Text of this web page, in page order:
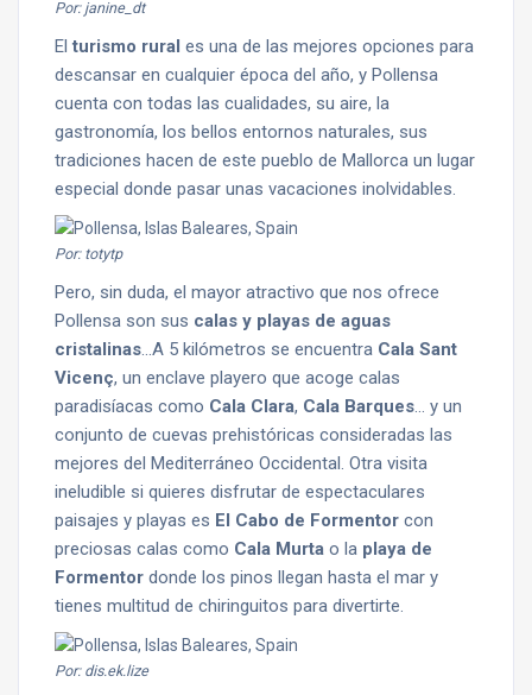
Por: janine_dt
Elturismo rural es una de las mejores opciones para
descansar en cualquier época del año, y Pollensa
cuenta con todas las cualidades, su aire, la
gastronomía, los bellos entornos naturales, sus
tradiciones hacen de este pueblo de Mallorca un lugar
especial donde pasar unas vacaciones inolvidables.
Por: totytp
Pero, sin duda, el mayor atractivo que nos ofrece
Pollensa son sus calas y playas de aguas
cristalinas…A 5 kilómetros se encuentra Cala Sant
Vicenç, un enclave playero que acoge calas
paradisíacas como Cala Clara, Cala Barques… y un
conjunto de cuevas prehistóricas consideradas las
mejores del Mediterráneo Occidental. Otra visita
ineludible si quieres disfrutar de espectaculares
paisajes y playas es El Cabo de Formentor con
preciosas calas como Cala Murta o la playa de
Formentor donde los pinos llegan hasta el mar y
tienes multitud de chiringuitos para divertirte.
Por: dis.ek.lize